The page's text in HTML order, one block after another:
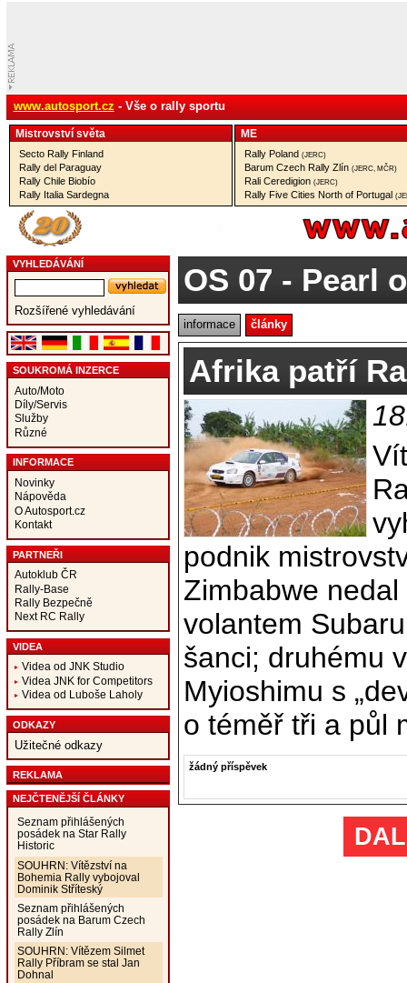
www.autosport.cz - Vše o rally sportu
Mistrovství­ světa
Secto Rally Finland
Rally del Paraguay
Rally Chile Biobío
Rally Italia Sardegna
ME
Rally Poland (JERC)
Barum Czech Rally Zlín (JERC, MČR)
Rali Ceredigion (JERC)
Rally Five Cities North of Portugal
VYHLEDÁVÁNÍ
Rozšířené vyhledávání
SOUKROMÁ INZERCE
Auto/Moto
Díly/Servis
Služby
Různé
INFORMACE
Novinky
Nápověda
O Autosport.cz
Kontakt
PARTNEŘI
Autoklub ČR
Rally-Base
Rally Bezpečně
Next RC Rally
VIDEA
Videa od JNK Studio
Videa JNK for Competitors
Videa od Luboše Laholy
ODKAZY
Užitečné odkazy
REKLAMA
NEJČTENĚJŠÍ ČLÁNKY
Seznam přihlášených
posádek na Star Rally
Historic
SOUHRN: Vítězství na
Bohemia Rally vybojoval
Dominik Stříteský
Seznam přihlášených
posádek na Barum Czech
Rally Zlín
SOUHRN: Vítězem Silmet
Rally Příbram se stal Jan
Dohnal
OS 07 - Pearl
informace články
Afrika patří
podnik
Zimbabwe
volantem
šanci; druhému
Myioshimu s
o téměř tři a půl
žádný příspěvek